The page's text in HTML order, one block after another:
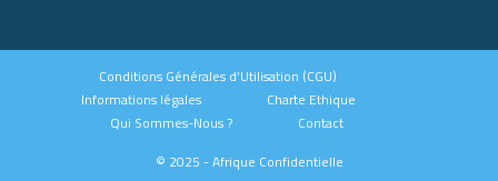
Conditions Générales d’Utilisation (CGU)
Informations légales
Charte Ethique
Qui Sommes-Nous ?
Contact
© 2025 - Afrique Confidentielle